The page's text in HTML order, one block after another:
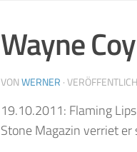
Wayne
VONWERNER ·
19.10.2011: Flaming
Stone Magazin verriet er